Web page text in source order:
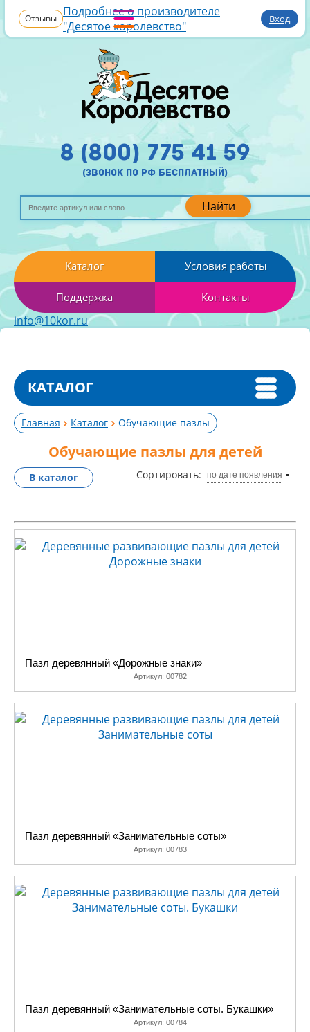
Отзывы Подробнее о производителе
"Десятое королевство"
Вход
Найти
8 (800) 775 41 59
(звонок по рф бесплатный)
Каталог Условия работы
Поддержка Контакты
info@10kor.ru
КАТАЛОГ
Главная Каталог Обучающие пазлы
Обучающие пазлы для детей
Сортировать: по дате появления
В каталог
Пазл деревянный «Дорожные знаки»
Артикул: 00782
Пазл деревянный «Занимательные соты»
Артикул: 00783
Пазл деревянный «Занимательные соты. Букашки»
Артикул: 00784